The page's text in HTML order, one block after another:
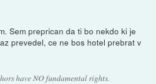
Sem preprican da ti bo nekdo ki je
prevedel, ce ne bos hotel prebrat v
have NO fundamental rights.